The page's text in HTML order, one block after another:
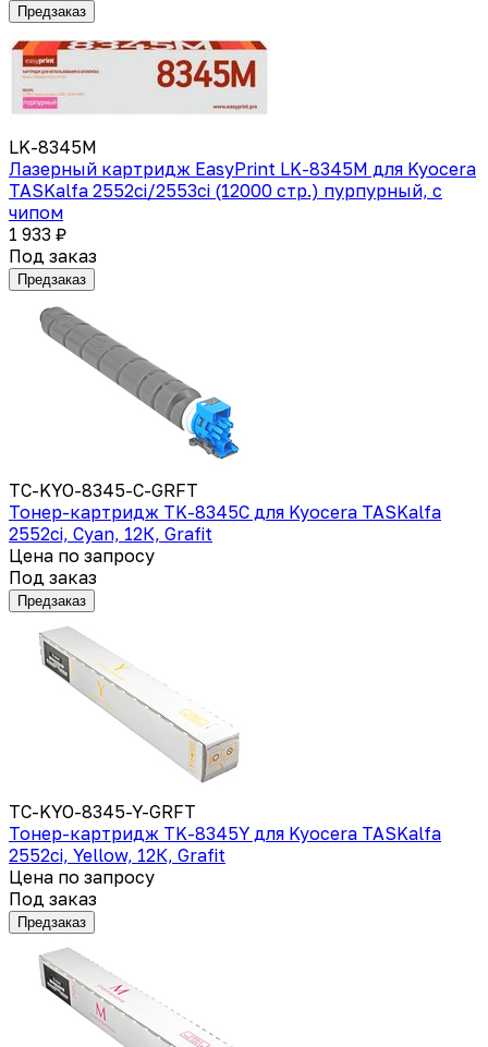
Предзаказ
LK-8345M
Лазерный картридж EasyPrint LK-8345M для Kyocera
TASKalfa 2552ci/2553ci (12000 стр.) пурпурный, с
чипом
1 933 ₽
Под заказ
Предзаказ
TC-KYO-8345-C-GRFT
Тонер-картридж TK-8345C для Kyocera TASKalfa
2552ci, Cyan, 12К, Grafit
Цена по запросу
Под заказ
Предзаказ
TC-KYO-8345-Y-GRFT
Тонер-картридж TK-8345Y для Kyocera TASKalfa
2552ci, Yellow, 12К, Grafit
Цена по запросу
Под заказ
Предзаказ